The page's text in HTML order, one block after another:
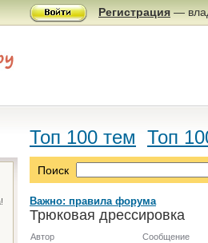
Регистрация —
Топ 100 тем Топ
Поиск
Важно: правила форума
Трюковая дрессировка
Автор Сообщение